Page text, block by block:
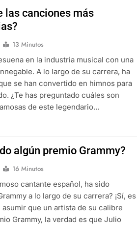
las canciones más
13 Minutos
en la industria musical con una
A lo largo de su carrera, ha
se han convertido en himnos para
¿Te has preguntado cuáles son
de este legendario…
algún premio Grammy?
16 Minutos
cantante español, ha sido
a lo largo de su carrera? ¡Sí, es
que un artista de su calibre
Grammy, la verdad es que Julio